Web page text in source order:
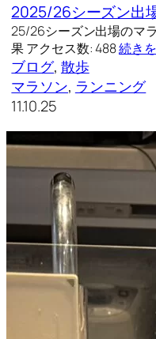
2025/26シーズン出
25/26シーズン出場のマ
果 アクセス数: 488続き
ブログ, 散歩
マラソン, ランニング
11.10.25